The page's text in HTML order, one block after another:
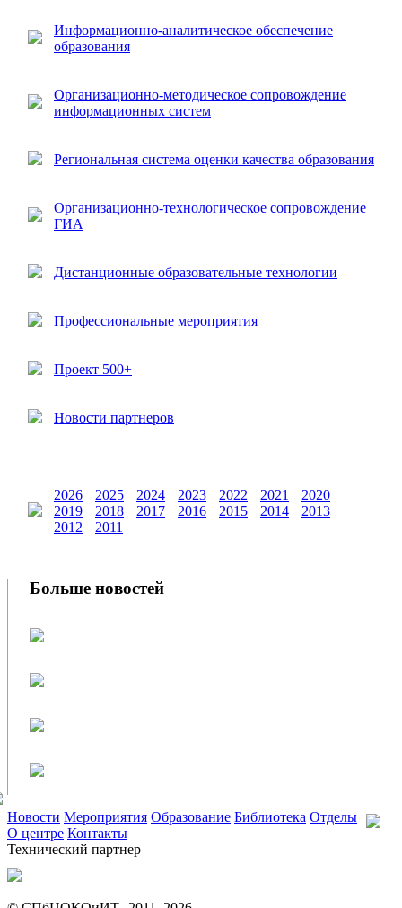
Информационно-аналитическое обеспечение
образования
Организационно-методическое сопровождение
информационных систем
Региональная система оценки качества образования
Организационно-технологическое сопровождение
ГИА
Дистанционные образовательные технологии
Профессиональные мероприятия
Проект 500+
Новости партнеров
2026 2025 2024 2023 2022 2021
2020
2019
2018 2017 2016 2015 2014
2013
2012
2011
Больше новостей
Новости Мероприятия Образование Библиотека Отделы
О центре Контакты
Технический партнер